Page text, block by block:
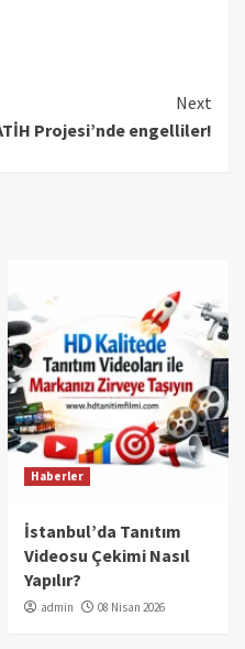
Next
Projesi’nde engelliler!
Haberler
İstanbul’da Tanıtım
Videosu Çekimi Nasıl
Yapılır?
admin 08 Nisan 2026